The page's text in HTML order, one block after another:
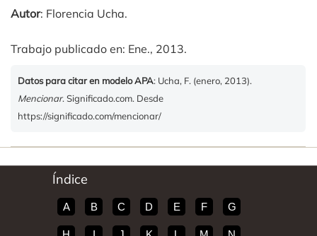
Autor: Florencia Ucha.
Trabajo publicado en: Ene., 2013.
Datos para citar en modelo APA: Ucha, F. (enero, 2013).
Mencionar. Significado.com. Desde
https://significado.com/mencionar/
Índice
A B C D E F G